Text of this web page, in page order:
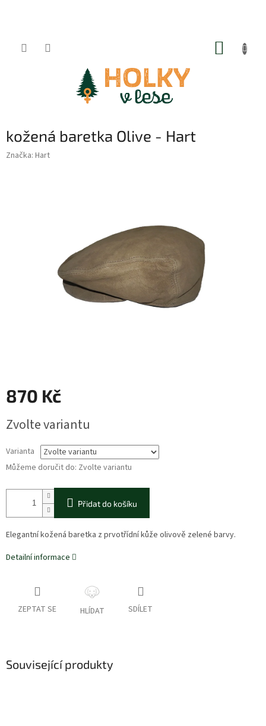
kožená baretka Olive - Hart
Značka: Hart
870 Kč
cena:
Zvolte variantu
Varianta
Můžeme doručit do: Zvolte variantu
Přidat do košíku
Elegantní kožená baretka z prvotřídní kůže olivově zelené barvy.
Detailní informace
ZEPTAT SE HLÍDAT SDÍLET
Související produkty